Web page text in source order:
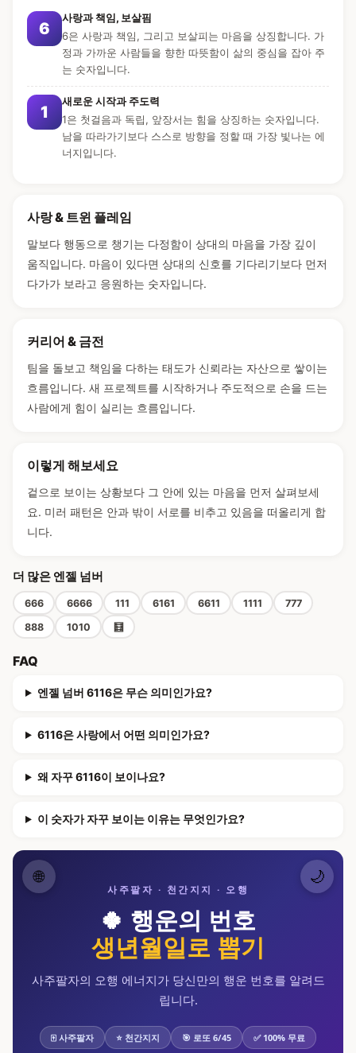
6
사랑과 책임, 보살핌
6은 사랑과 책임, 그리고 보살피는 마음을 상징합니다. 가
정과 가까운 사람들을 향한 따뜻함이 삶의 중심을 잡아 주
는 숫자입니다.
1
새로운 시작과 주도력
1은 첫걸음과 독립, 앞장서는 힘을 상징하는 숫자입니다.
남을 따라가기보다 스스로 방향을 정할 때 가장 빛나는 에
너지입니다.
사랑 & 트윈 플레임
말보다 행동으로 챙기는 다정함이 상대의 마음을 가장 깊이
움직입니다. 마음이 있다면 상대의 신호를 기다리기보다 먼저
다가가 보라고 응원하는 숫자입니다.
커리어 & 금전
팀을 돌보고 책임을 다하는 태도가 신뢰라는 자산으로 쌓이는
흐름입니다. 새 프로젝트를 시작하거나 주도적으로 손을 드는
사람에게 힘이 실리는 흐름입니다.
이렇게 해보세요
겉으로 보이는 상황보다 그 안에 있는 마음을 먼저 살펴보세
요. 미러 패턴은 안과 밖이 서로를 비추고 있음을 떠올리게 합
니다.
더 많은 엔젤 넘버
666 6666 111 6161 6611 1111
777
888
1010 🧮
FAQ
엔젤 넘버 6116은 무슨 의미인가요?
6116은 사랑에서 어떤 의미인가요?
왜 자꾸 6116이 보이나요?
이 숫자가 자꾸 보이는 이유는 무엇인가요?